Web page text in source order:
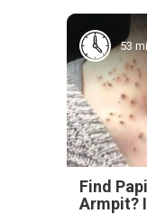
53
Find
Armpit?